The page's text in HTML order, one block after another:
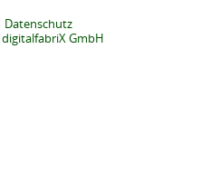
Datenschutz
digitalfabriX GmbH